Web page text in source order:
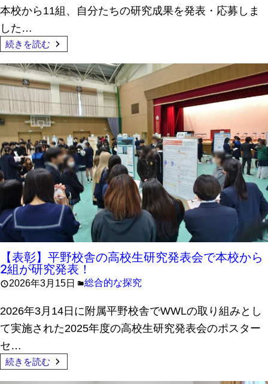
本校から11組、自分たちの研究成果を発表・応募しま
した…
続きを読む
【表彰】平野校舎の高校生研究発表会で本校から
2組が研究発表！
2026年3月15日 総合的な探究
2026年3月14日に附属平野校舎でWWLの取り組みとし
て実施された2025年度の高校生研究発表会のポスター
セ…
続きを読む